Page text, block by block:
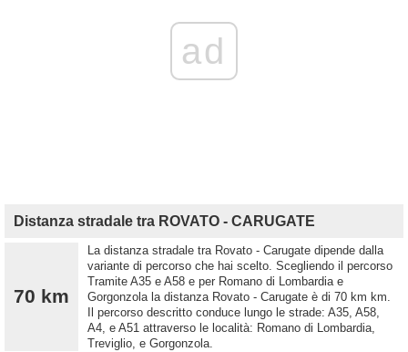
ad
Distanza stradale tra ROVATO - CARUGATE
70 km
La distanza stradale tra Rovato - Carugate dipende dalla
variante di percorso che hai scelto. Scegliendo il percorso
Tramite A35 e A58 e per Romano di Lombardia e
Gorgonzola la distanza Rovato - Carugate è di 70 km km.
Il percorso descritto conduce lungo le strade: A35, A58,
A4, e A51 attraverso le località: Romano di Lombardia,
Treviglio, e Gorgonzola.